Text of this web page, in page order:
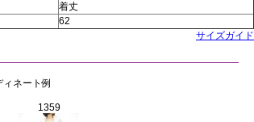
着丈
62
サイズガイド
ィネート例
1359